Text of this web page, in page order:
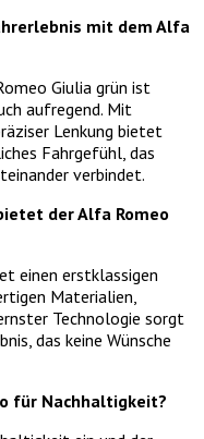
mit dem Alfa
Giulia grün ist
aufregend. Mit
Lenkung bietet
Fahrgefühl, das
verbindet.
der Alfa Romeo
einen erstklassigen
Materialien,
Technologie sorgt
das keine Wünsche
für Nachhaltigkeit?